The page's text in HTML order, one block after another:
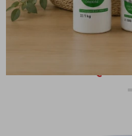
Protector solar 30 FPS